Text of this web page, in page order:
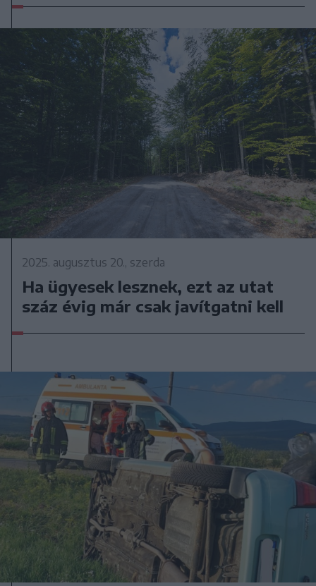
2025. augusztus 20., szerda
Ha ügyesek lesznek, ezt az utat
száz évig már csak javítgatni kell